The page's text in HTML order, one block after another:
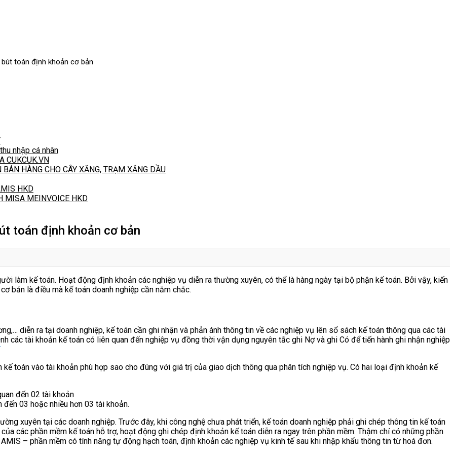
nhập cá nhân
CUKCUK.VN
HÀNG CHO CÂY XĂNG, TRẠM XĂNG DẦU
HKD
MISA MEINVOICE HKD
toán định khoản cơ bản
toán định khoản cơ bản
làm kế toán. Hoạt động định khoản các nghiệp vụ diễn ra thường xuyên, có thể là hàng ngày tại bộ phận kế toán. Bởi vậy, kiến
bản là điều mà kế toán doanh nghiệp cần nắm chắc.
diễn ra tại doanh nghiệp, kế toán cần ghi nhận và phản ánh thông tin về các nghiệp vụ lên sổ sách kế toán thông qua các tài
các tài khoản kế toán có liên quan đến nghiệp vụ đồng thời vận dụng nguyên tắc ghi Nợ và ghi Có để tiến hành ghi nhận nghiệp
toán vào tài khoản phù hợp sao cho đúng với giá trị của giao dịch thông qua phân tích nghiệp vụ. Có hai loại định khoản kế
đến 02 tài khoản
03 hoặc nhiều hơn 03 tài khoản.
xuyên tại các doanh nghiệp. Trước đây, khi công nghệ chưa phát triển, kế toán doanh nghiệp phải ghi chép thông tin kế toán
các phần mềm kế toán hỗ trợ, hoạt động ghi chép định khoản kế toán diễn ra ngay trên phần mềm. Thậm chí có những phần
– phần mềm có tính năng tự động hạch toán, định khoản các nghiệp vụ kinh tế sau khi nhập khẩu thông tin từ hoá đơn.